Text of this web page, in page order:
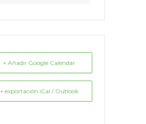
+ Añadir Google Calendar
+ exportación iCal / Outlook